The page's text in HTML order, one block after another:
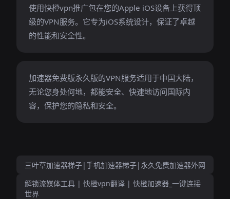
使用快橙vpn推广包在您的Apple iOS设备上获得顶
级的VPN服务。它专为iOS系统设计，保证了卓越
的性能和安全性。
加速器免费版永久版的VPN服务适用于中国大陆，
无论您身处何地，都能安全、快速地访问国际内
容，保护您的隐私和安全。
三叶草加速器梯子|手机加速器梯子|永久免费加速器外网
解锁流媒体工具 | 快橙vpn翻译 | 快橙加速器_一键连接
世界